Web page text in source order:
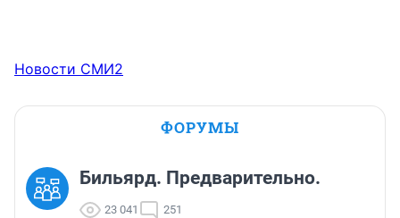
Новости СМИ2
ФОРУМЫ
Бильярд. Предварительно.
23 041 251